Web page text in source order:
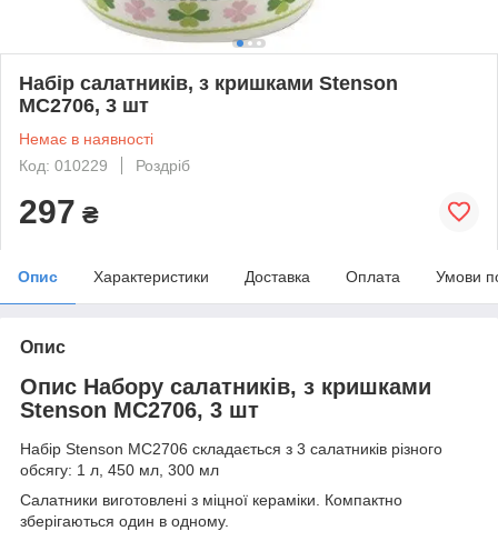
Набір салатників, з кришками Stenson
MC2706, 3 шт
Немає в наявності
Код: 010229
Роздріб
297 ₴
Опис Характеристики Доставка Оплата Умови
Опис
Опис Набору салатників, з кришками
Stenson MC2706, 3 шт
Набір Stenson MC2706 складається з 3 салатників різного
обсягу: 1 л, 450 мл, 300 мл
Салатники виготовлені з міцної кераміки. Компактно
зберігаються один в одному.